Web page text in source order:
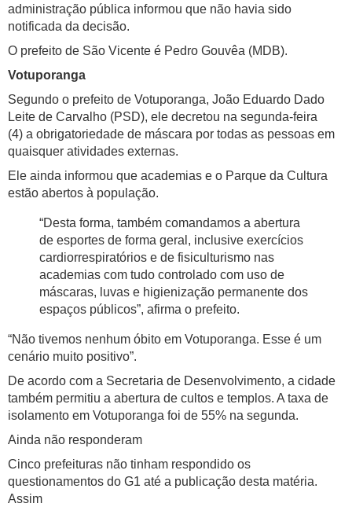
administração pública informou que não havia sido
notificada da decisão.
O prefeito de São Vicente é Pedro Gouvêa (MDB).
Votuporanga
Segundo o prefeito de Votuporanga, João Eduardo Dado
Leite de Carvalho (PSD), ele decretou na segunda-feira
(4) a obrigatoriedade de máscara por todas as pessoas em
quaisquer atividades externas.
Ele ainda informou que academias e o Parque da Cultura
estão abertos à população.
“Desta forma, também comandamos a abertura
de esportes de forma geral, inclusive exercícios
cardiorrespiratórios e de fisiculturismo nas
academias com tudo controlado com uso de
máscaras, luvas e higienização permanente dos
espaços públicos”, afirma o prefeito.
“Não tivemos nenhum óbito em Votuporanga. Esse é um
cenário muito positivo”.
De acordo com a Secretaria de Desenvolvimento, a cidade
também permitiu a abertura de cultos e templos. A taxa de
isolamento em Votuporanga foi de 55% na segunda.
Ainda não responderam
Cinco prefeituras não tinham respondido os
questionamentos do G1 até a publicação desta matéria.
Assim